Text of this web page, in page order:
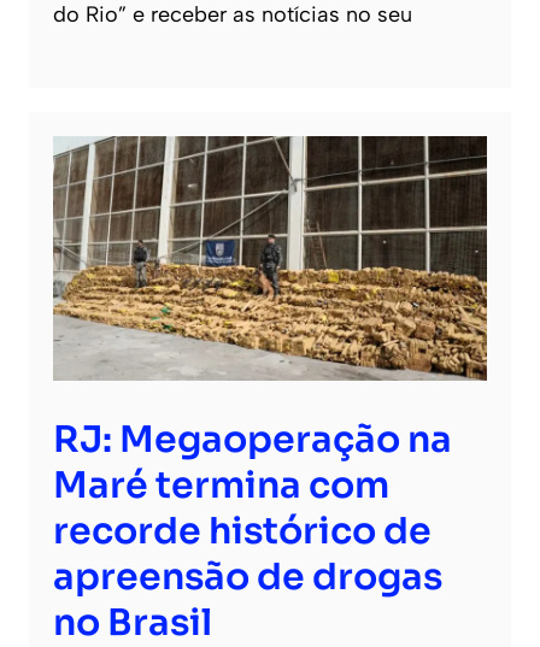
do Rio” e receber as notícias no seu
RJ: Megaoperação na
Maré termina com
recorde histórico de
apreensão de drogas
no Brasil